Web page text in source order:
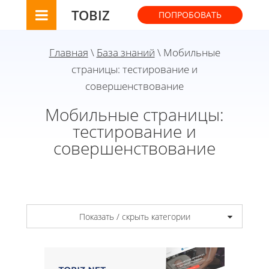
TOBIZ ПОПРОБОВАТЬ
Главная \ База знаний \ Мобильные
страницы: тестирование и
совершенствование
Мобильные страницы:
тестирование и
совершенствование
Показать / скрыть категории